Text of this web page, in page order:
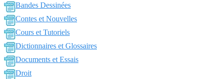
Bandes Dessinées
Contes et Nouvelles
Cours et Tutoriels
Dictionnaires et Glossaires
Documents et Essais
Droit